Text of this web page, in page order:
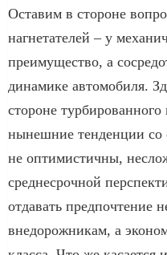
Оставим в стороне
нагнетателей – у
преимущество, а
динамике автомобиля.
стороне
нынешние тенденции со
не оптимистичны,
среднесрочной
отдавать предпочтение
внедорожникам, а